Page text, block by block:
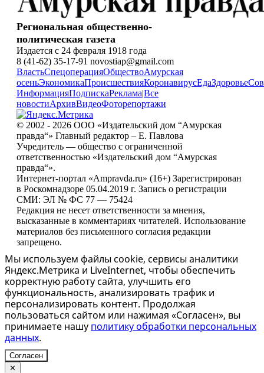
Региональная общественно-
политическая газета
Издается с 24 февраля 1918 года
8 (41-62) 35-17-91 novostiap@gmail.com
ВластьСпецоперацияОбществоАмурская
осеньЭкономикаПроисшествияКоронавирусЕдаЗдоровье
ИнформацияПодпискаРеклама|Все
новостиАрхивВидеоФоторепортажи
© 2002 - 2026 ООО «Издательский дом “Амурская
правда“» Главный редактор – Е. Павлова
Учредитель — общество с ограниченной
ответственностью «Издательский дом “Амурская
правда“».
Интернет-портал «Ampravda.ru» (16+) Зарегистрирован
в Роскомнадзоре 05.04.2019 г. Запись о регистрации
СМИ: ЭЛ № ФС 77 — 75424
Редакция не несет ответственности за мнения,
высказанные в комментариях читателей. Использование
материалов без письменного согласия редакции
запрещено.
Мы используем файлы cookie, сервисы аналитики
Яндекс.Метрика и LiveInternet, чтобы обеспечить
корректную работу сайта, улучшить его
функциональность, анализировать трафик и
персонализировать контент. Продолжая
пользоваться сайтом или нажимая «Согласен», вы
принимаете нашу политику обработки персональных
данных.
Согласен
✕